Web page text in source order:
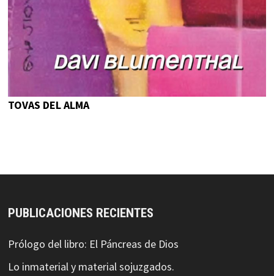
TOVAS DEL ALMA
PUBLICACIONES RECIENTES
Prólogo del libro: El Páncreas de Dios
Lo inmaterial y material sojuzgados.